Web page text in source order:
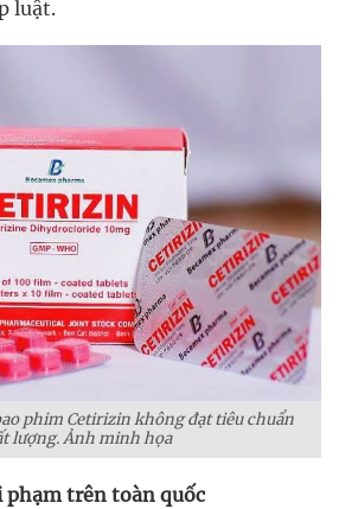
luật.
phim Cetirizin không đạt tiêu chuẩn
lượng. Ảnh minh họa
trên toàn quốc